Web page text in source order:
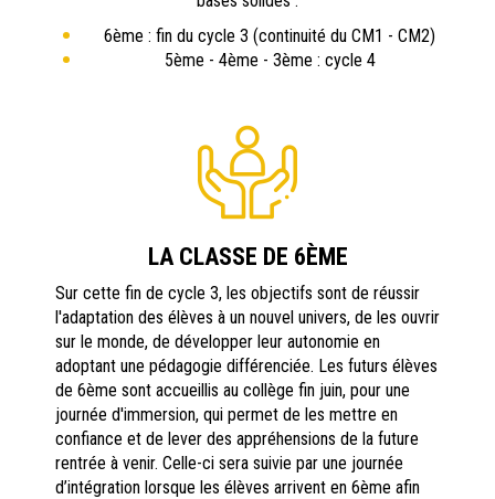
6ème : fin du cycle 3 (continuité du CM1 - CM2)
5ème - 4ème - 3ème : cycle 4
LA CLASSE DE 6ÈME
Sur cette fin de cycle 3, les objectifs sont de réussir
l'adaptation des élèves à un nouvel univers, de les ouvrir
sur le monde, de développer leur autonomie en
adoptant une pédagogie différenciée. Les futurs élèves
de 6ème sont accueillis au collège fin juin, pour une
journée d'immersion, qui permet de les mettre en
confiance et de lever des appréhensions de la future
rentrée à venir. Celle-ci sera suivie par une journée
d’intégration lorsque les élèves arrivent en 6ème afin